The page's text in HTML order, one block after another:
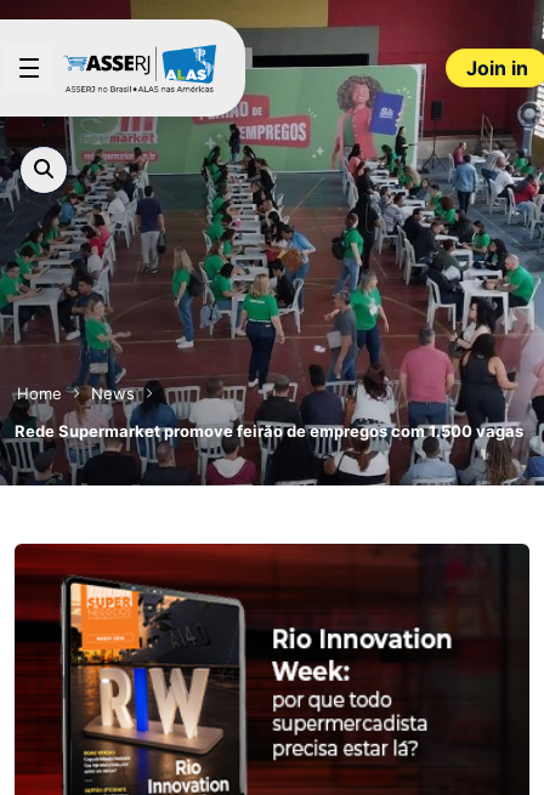
Skip to Main Content
Join in
Home
News
Rede Supermarket promove feirão de empregos com 1.500 vagas